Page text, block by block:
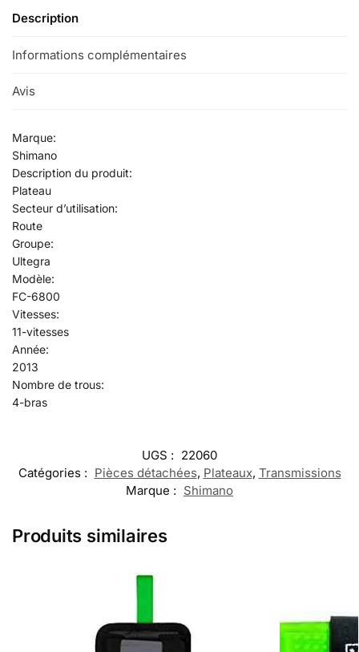
Description
Informations complémentaires
Avis
Marque:
Shimano
Description du produit:
Plateau
Secteur d’utilisation:
Route
Groupe:
Ultegra
Modèle:
FC-6800
Vitesses:
11-vitesses
Année:
2013
Nombre de trous:
4-bras
UGS : 22060
Catégories : Pièces détachées, Plateaux, Transmissions
Marque : Shimano
Produits similaires